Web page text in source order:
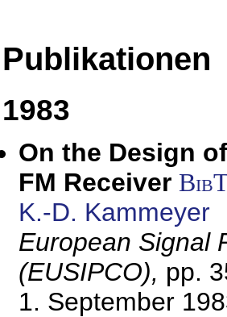
Publikationen
1983
On the Design
FM Receiver
K.-D. Kammeyer
European Signal
(EUSIPCO), pp.
1. September